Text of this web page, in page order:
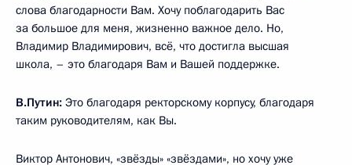
слова благодарности Вам. Хочу поблагодарить Вас
за большое для меня, жизненно важное дело. Но,
Владимир Владимирович, всё, что достигла высшая
школа, – это благодаря Вам и Вашей поддержке.
В.Путин: Это благодаря ректорскому корпусу, благодаря
таким руководителям, как Вы.
Виктор Антонович, «звёзды» «звёздами», но хочу уже